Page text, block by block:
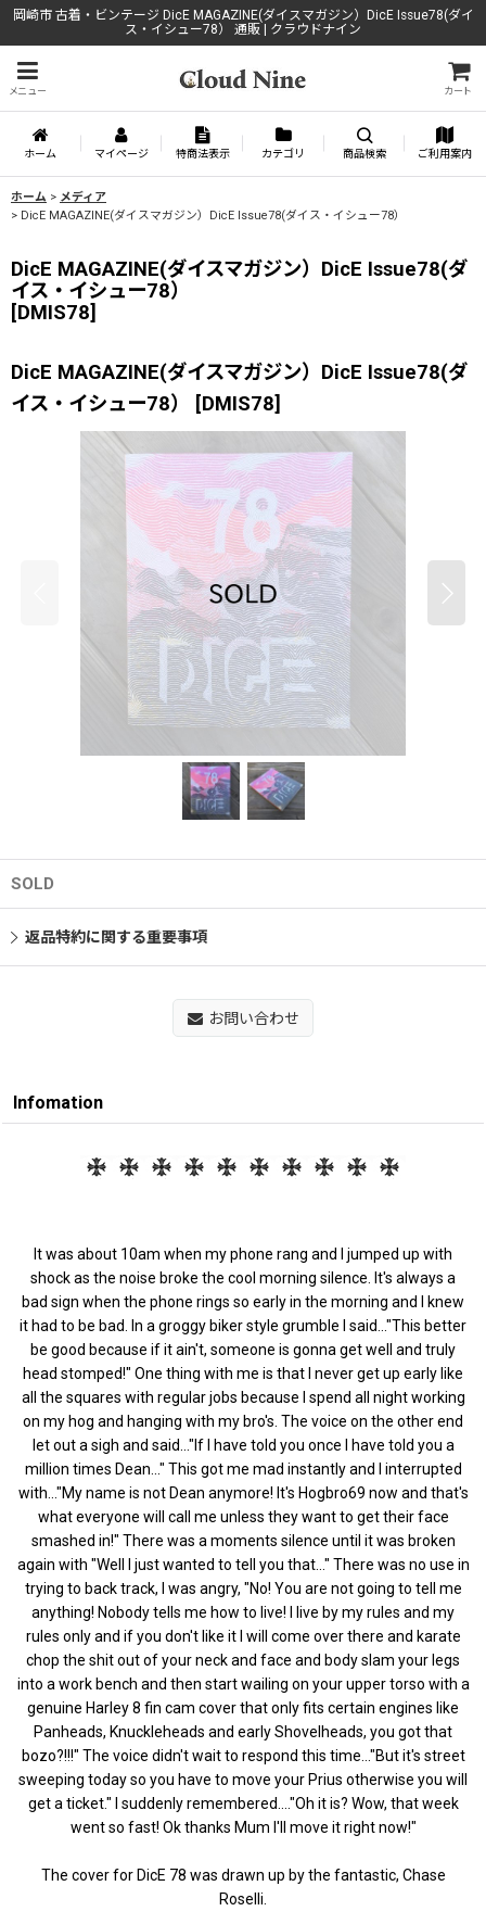
岡崎市 古着・ビンテージ DicE MAGAZINE(ダイスマガジン）DicE Issue78(ダイ
ス・イシュー78） 通販 | クラウドナイン
メニュー カート
ホーム マイページ 特商法表示 カテゴリ 商品検索 ご利用案内
ホーム > メディア
> DicE MAGAZINE(ダイスマガジン）DicE Issue78(ダイス・イシュー78）
DicE MAGAZINE(ダイスマガジン）DicE Issue78(ダ
イス・イシュー78）
[DMIS78]
DicE MAGAZINE(ダイスマガジン）DicE Issue78(ダ
イス・イシュー78）
[DMIS78]
SOLD
返品特約に関する重要事項
お問い合わせ
Infomation
It was about 10am when my phone rang and I jumped up with
shock as the noise broke the cool morning silence. It's always a
bad sign when the phone rings so early in the morning and I knew
it had to be bad. In a groggy biker style grumble I said..."This better
be good because if it ain't, someone is gonna get well and truly
head stomped!" One thing with me is that I never get up early like
all the squares with regular jobs because I spend all night working
on my hog and hanging with my bro's. The voice on the other end
let out a sigh and said..."If I have told you once I have told you a
million times Dean..." This got me mad instantly and I interrupted
with..."My name is not Dean anymore! It's Hogbro69 now and that's
what everyone will call me unless they want to get their face
smashed in!" There was a moments silence until it was broken
again with "Well I just wanted to tell you that..." There was no use in
trying to back track, I was angry, "No! You are not going to tell me
anything! Nobody tells me how to live! I live by my rules and my
rules only and if you don't like it I will come over there and karate
chop the shit out of your neck and face and body slam your legs
into a work bench and then start wailing on your upper torso with a
genuine Harley 8 fin cam cover that only fits certain engines like
Panheads, Knuckleheads and early Shovelheads, you got that
bozo?!!!" The voice didn't wait to respond this time..."But it's street
sweeping today so you have to move your Prius otherwise you will
get a ticket." I suddenly remembered...."Oh it is? Wow, that week
went so fast! Ok thanks Mum I'll move it right now!"
The cover for DicE 78 was drawn up by the fantastic, Chase
Roselli.